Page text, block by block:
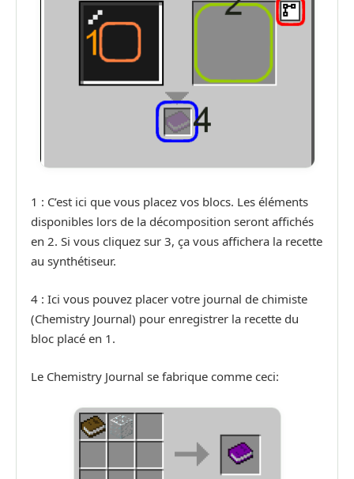
1 : C’est ici que vous placez vos blocs. Les éléments
disponibles lors de la décomposition seront affichés
en 2. Si vous cliquez sur 3, ça vous affichera la recette
au synthétiseur.
4 : Ici vous pouvez placer votre journal de chimiste
(Chemistry Journal) pour enregistrer la recette du
bloc placé en 1.
Le Chemistry Journal se fabrique comme ceci: